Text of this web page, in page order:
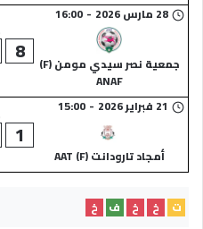
28 مارس 2026 -
16:00
جمعية نصر سيدي مومن (F)
ANAF
8
21 فبراير 2026 -
15:00
أمجاد تارودانت (F) AAT
1
ت خ خ ف
خ